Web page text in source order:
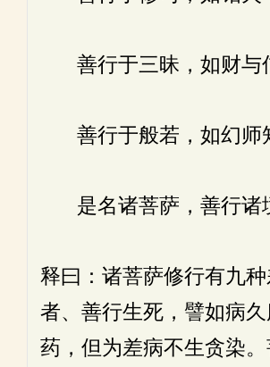
善行于三昧，如财与
善行于般若，如幻师
是名诸菩萨，善行诸
释曰：诸菩萨修行有九
者、善行生死，譬如病
药，但为差病不生贪染